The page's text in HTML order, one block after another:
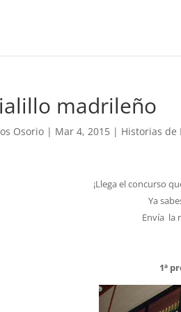
madrileño
Osorio | Mar 4, 2015 | Historias
¡Llega el concurso
Ya
Envía la
1ª